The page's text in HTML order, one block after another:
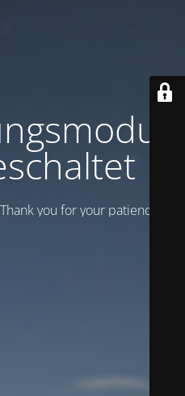
you for your patience!